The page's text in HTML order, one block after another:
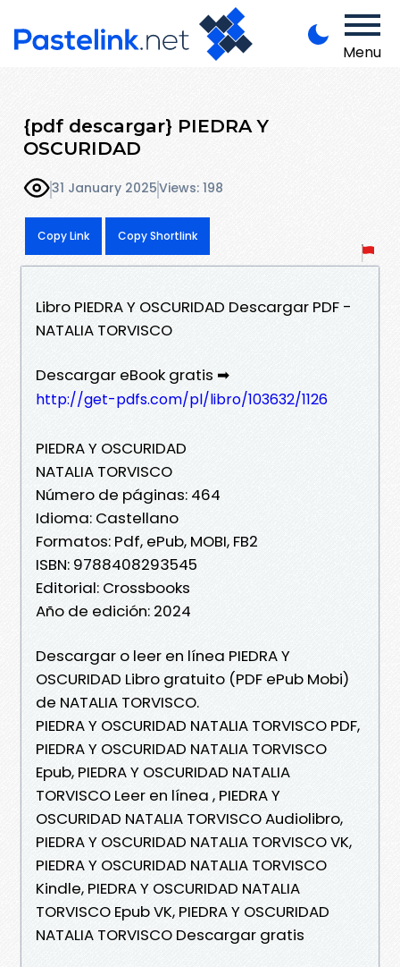
Menu
{pdf descargar} PIEDRA Y
OSCURIDAD
31 January 2025Views: 198
Copy Link Copy Shortlink
Libro PIEDRA Y OSCURIDAD Descargar PDF -
NATALIA TORVISCO
Descargar eBook gratis ➡
http://get-pdfs.com/pl/libro/103632/1126
PIEDRA Y OSCURIDAD
NATALIA TORVISCO
Número de páginas: 464
Idioma: Castellano
Formatos: Pdf, ePub, MOBI, FB2
ISBN: 9788408293545
Editorial: Crossbooks
Año de edición: 2024
Descargar o leer en línea PIEDRA Y
OSCURIDAD Libro gratuito (PDF ePub Mobi)
de NATALIA TORVISCO.
PIEDRA Y OSCURIDAD NATALIA TORVISCO PDF,
PIEDRA Y OSCURIDAD NATALIA TORVISCO
Epub, PIEDRA Y OSCURIDAD NATALIA
TORVISCO Leer en línea , PIEDRA Y
OSCURIDAD NATALIA TORVISCO Audiolibro,
PIEDRA Y OSCURIDAD NATALIA TORVISCO VK,
PIEDRA Y OSCURIDAD NATALIA TORVISCO
Kindle, PIEDRA Y OSCURIDAD NATALIA
TORVISCO Epub VK, PIEDRA Y OSCURIDAD
NATALIA TORVISCO Descargar gratis